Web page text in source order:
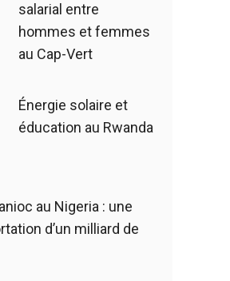
salarial entre
hommes et femmes
au Cap-Vert
Énergie solaire et
éducation au Rwanda
au Nigeria : une
d’un milliard de